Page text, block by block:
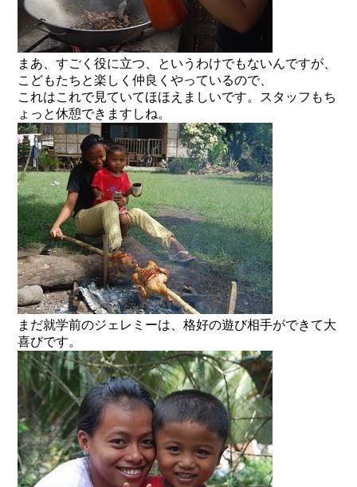
まあ、すごく役に立つ、というわけでもないんですが、
こどもたちと楽しく仲良くやっているので、
これはこれで見ていてほほえましいです。スタッフもち
ょっと休憩できますしね。
まだ就学前のジェレミーは、格好の遊び相手ができて大
喜びです。